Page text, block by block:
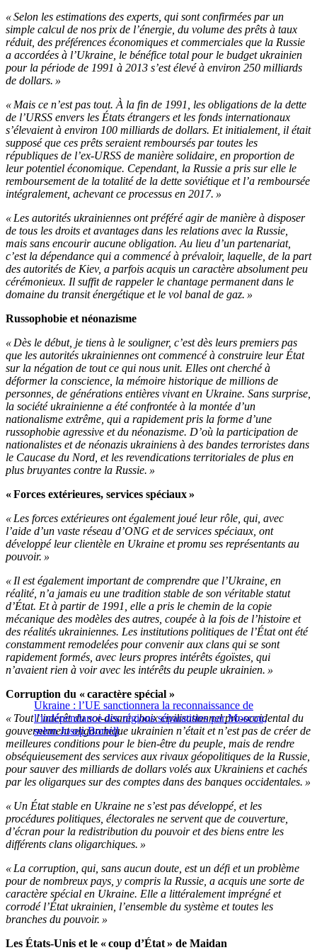
« Selon les estimations des experts, qui sont confirmées par un
simple calcul de nos prix de l’énergie, du volume des prêts à taux
réduit, des préférences économiques et commerciales que la Russie
a accordées à l’Ukraine, le bénéfice total pour le budget ukrainien
pour la période de 1991 à 2013 s’est élevé à environ 250 milliards
de dollars. »
« Mais ce n’est pas tout. À la fin de 1991, les obligations de la dette
de l’URSS envers les États étrangers et les fonds internationaux
s’élevaient à environ 100 milliards de dollars. Et initialement, il était
supposé que ces prêts seraient remboursés par toutes les
républiques de l’ex-URSS de manière solidaire, en proportion de
leur potentiel économique. Cependant, la Russie a pris sur elle le
remboursement de la totalité de la dette soviétique et l’a remboursée
intégralement, achevant ce processus en 2017. »
« Les autorités ukrainiennes ont préféré agir de manière à disposer
de tous les droits et avantages dans les relations avec la Russie,
mais sans encourir aucune obligation. Au lieu d’un partenariat,
c’est la dépendance qui a commencé à prévaloir, laquelle, de la part
des autorités de Kiev, a parfois acquis un caractère absolument peu
cérémonieux. Il suffit de rappeler le chantage permanent dans le
domaine du transit énergétique et le vol banal de gaz. »
Russophobie et néonazisme
« Dès le début, je tiens à le souligner, c’est dès leurs premiers pas
que les autorités ukrainiennes ont commencé à construire leur État
sur la négation de tout ce qui nous unit. Elles ont cherché à
déformer la conscience, la mémoire historique de millions de
personnes, de générations entières vivant en Ukraine. Sans surprise,
la société ukrainienne a été confrontée à la montée d’un
nationalisme extrême, qui a rapidement pris la forme d’une
russophobie agressive et du néonazisme. D’où la participation de
nationalistes et de néonazis ukrainiens à des bandes terroristes dans
le Caucase du Nord, et les revendications territoriales de plus en
plus bruyantes contre la Russie. »
« Forces extérieures, services spéciaux »
« Les forces extérieures ont également joué leur rôle, qui, avec
l’aide d’un vaste réseau d’ONG et de services spéciaux, ont
développé leur clientèle en Ukraine et promu ses représentants au
pouvoir. »
« Il est également important de comprendre que l’Ukraine, en
réalité, n’a jamais eu une tradition stable de son véritable statut
d’État. Et à partir de 1991, elle a pris le chemin de la copie
mécanique des modèles des autres, coupée à la fois de l’histoire et
des réalités ukrainiennes. Les institutions politiques de l’État ont été
constamment remodelées pour convenir aux clans qui se sont
rapidement formés, avec leurs propres intérêts égoïstes, qui
n’avaient rien à voir avec les intérêts du peuple ukrainien. »
Ukraine : l’UE sanctionnera la reconnaissance de
l’indépendance des régions séparatistes par Moscou,
selon Josep Borrell
Corruption du « caractère spécial »
« Tout l’intérêt du soi-disant choix civilisationnel pro-occidental du
gouvernement oligarchique ukrainien n’était et n’est pas de créer de
meilleures conditions pour le bien-être du peuple, mais de rendre
obséquieusement des services aux rivaux géopolitiques de la Russie,
pour sauver des milliards de dollars volés aux Ukrainiens et cachés
par les oligarques sur des comptes dans des banques occidentales. »
« Un État stable en Ukraine ne s’est pas développé, et les
procédures politiques, électorales ne servent que de couverture,
d’écran pour la redistribution du pouvoir et des biens entre les
différents clans oligarchiques. »
« La corruption, qui, sans aucun doute, est un défi et un problème
pour de nombreux pays, y compris la Russie, a acquis une sorte de
caractère spécial en Ukraine. Elle a littéralement imprégné et
corrodé l’État ukrainien, l’ensemble du système et toutes les
branches du pouvoir. »
Les États-Unis et le « coup d’État » de Maidan